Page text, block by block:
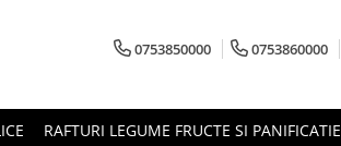
0753850000 0753860000
RAFTURI LEGUME FRUCTE SI PANIFICATIE